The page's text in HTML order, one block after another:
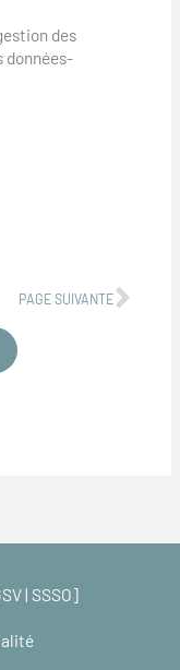
des
données-
PAGE SUIVANTE
| SSSO]